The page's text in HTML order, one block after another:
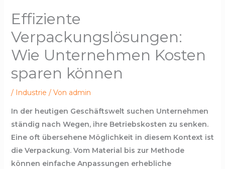
Effiziente
Verpackungslösungen:
Wie Unternehmen Kosten
sparen können
/ Industrie / Von admin
In der heutigen Geschäftswelt suchen Unternehmen
ständig nach Wegen, ihre Betriebskosten zu senken.
Eine oft übersehene Möglichkeit in diesem Kontext ist
die Verpackung. Vom Material bis zur Methode
können einfache Anpassungen erhebliche